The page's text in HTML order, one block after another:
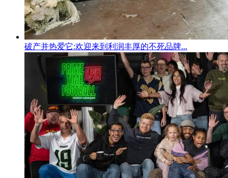
破产并热爱它:欢迎来到利润丰厚的不死品牌...